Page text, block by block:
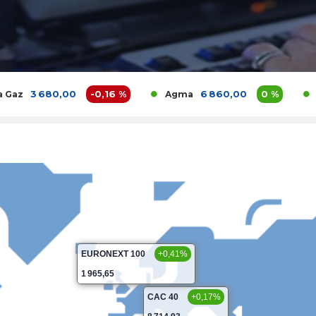
-0,16 % Agma 6 860,00 0 % Akdital
CAC 40
+0,17%
EURONEXT 100
+0,41%
1 965,65